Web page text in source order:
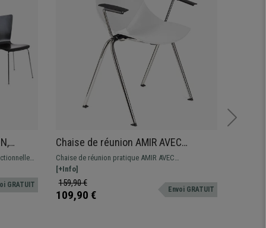
GRATUIT
Chaise de réunion AMIR AVEC
ACCOUDOIRS, Commode et Pratique,
Empilable, Blanc
Chaise de réunion pratique AMIR AVEC
ACCOUDOIRS, design spectaculaire pour donner
une touche moderne aux salles d'attente de
conférences. Disponible en différentes couleurs.
[+Info]
159,90 €
109,90 € Envoi GRATUIT